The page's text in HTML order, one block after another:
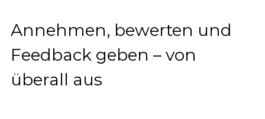
Annehmen, bewerten und
Feedback geben – von
überall aus